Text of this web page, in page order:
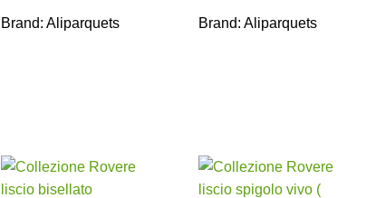
Brand: Aliparquets Brand: Aliparquets